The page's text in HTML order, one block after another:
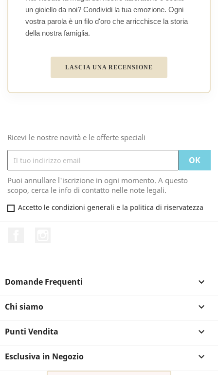
un gioiello da noi? Condividi la tua emozione. Ogni
vostra parola è un filo d'oro che arricchisce la storia
della nostra famiglia.
LASCIA UNA RECENSIONE
Ricevi le nostre novità e le offerte speciali
Puoi annullare l'iscrizione in ogni momento. A questo
scopo, cerca le info di contatto nelle note legali.
Accetto le condizioni generali e la politica di riservatezza
Domande Frequenti 
Chi siamo 
Punti Vendita 
Esclusiva in Negozio 